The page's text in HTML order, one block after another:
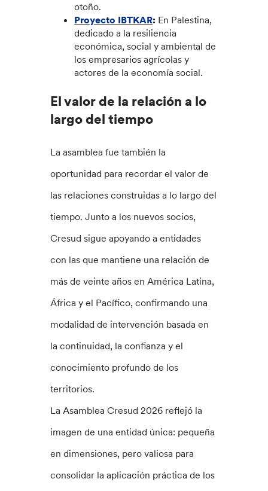
otoño.
Proyecto IBTKAR: En Palestina,
dedicado a la resiliencia
económica, social y ambiental de
los empresarios agrícolas y
actores de la economía social.
El valor de la relación a lo
largo del tiempo
La asamblea fue también la
oportunidad para recordar el valor de
las relaciones construidas a lo largo del
tiempo. Junto a los nuevos socios,
Cresud sigue apoyando a entidades
con las que mantiene una relación de
más de veinte años en América Latina,
África y el Pacífico, confirmando una
modalidad de intervención basada en
la continuidad, la confianza y el
conocimiento profundo de los
territorios.
La Asamblea Cresud 2026 reflejó la
imagen de una entidad única: pequeña
en dimensiones, pero valiosa para
consolidar la aplicación práctica de los